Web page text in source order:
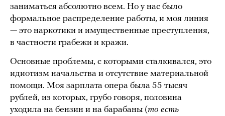
заниматься абсолютно всем. Но у нас было
формальное распределение работы, и моя линия
— это наркотики и имущественные преступления,
в частности грабежи и кражи.
Основные проблемы, с которыми сталкивался, это
идиотизм начальства и отсутствие материальной
помощи. Моя зарплата опера была 55 тысяч
рублей, из которых, грубо говоря, половина
уходила на бензин и на барабаны (то есть